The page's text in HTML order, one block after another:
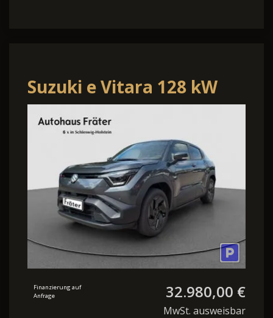
Suzuki e Vitara 128 kW
eAxle Comfort
Finanzierung auf
Anfrage
32.980,00 €
MwSt. ausweisbar